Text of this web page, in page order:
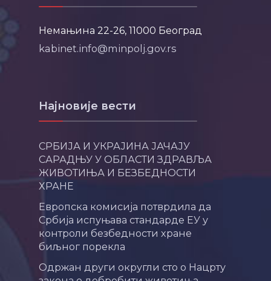
Немањина 22-26, 11000 Београд
kabinet.info@minpolj.gov.rs
Најновије вести
СРБИЈА И УКРАЈИНА ЈАЧАЈУ
САРАДЊУ У ОБЛАСТИ ЗДРАВЉА
ЖИВОТИЊА И БЕЗБЕДНОСТИ
ХРАНЕ
Европска комисија потврдила да
Србија испуњава стандарде ЕУ у
контроли безбедности хране
биљног порекла
Одржан други округли сто о Нацрту